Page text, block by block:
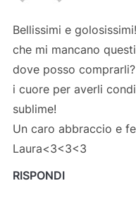
Bellissimi e
che mi mancano
dove posso
i cuore per averli
sublime!
Un caro abbraccio e
Laura<3<3<3
RISPONDI